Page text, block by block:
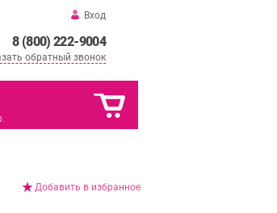
Вход
8 (800) 222-9004
обратный звонок
Добавить в избранное